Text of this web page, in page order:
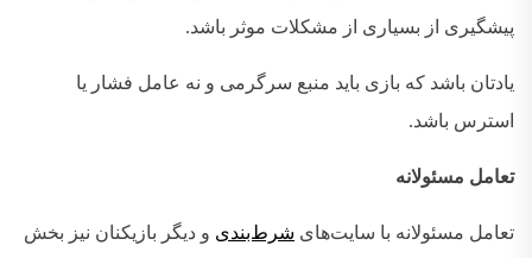
پیشگیری از بسیاری از مشکلات موثر باشد.
یادتان باشد که بازی باید منبع سرگرمی و نه عامل فشار یا
استرس باشد.
تعامل مسئولانه
تعامل مسئولانه با سایت‌های شرط‌بندی و دیگر بازیکنان نیز بخش